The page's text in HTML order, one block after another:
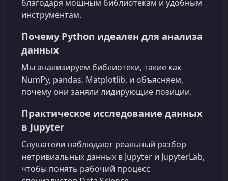
благодаря мощным библиотекам и удобным
инструментам.
Почему Python идеален для анализа
данных
Мы анализируем библиотеки, такие как
NumPy, pandas, Matplotlib, и объясняем,
почему они заняли лидирующие позиции.
Практическое исследование данных
в Jupyter
Слушатели наблюдают реальный разбор
нетривиальных данных в Jupyter и JupyterLab,
чтобы понять рабочий процесс